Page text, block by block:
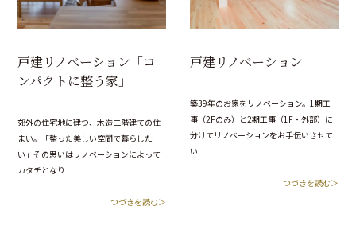
戸建リノベーション「コ
ンパクトに整う家」
郊外の住宅地に建つ、木造二階建ての住
まい。「整った美しい空間で暮らした
い」その思いはリノベーションによって
カタチとなり
つづきを読む＞
戸建リノベーション
築39年のお家をリノベーション。1期工
事（2Fのみ）と2期工事（1F・外部）に
分けてリノベーションをお手伝いさせて
い
つづきを読む＞